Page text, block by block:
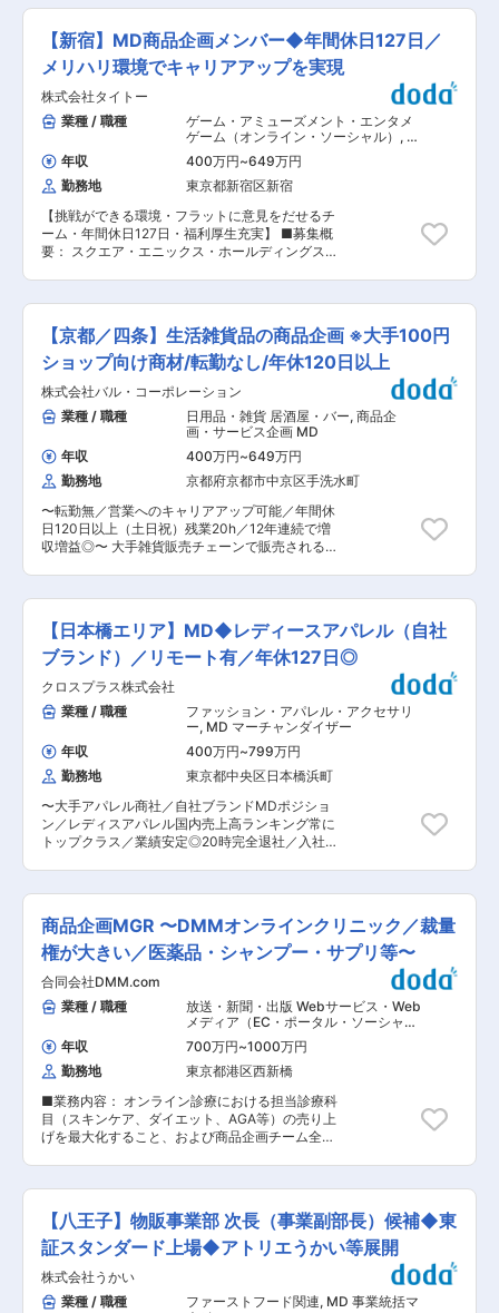
「裏側から形にする」面白さ◎ アニメ、漫画、キ
ャラクター、アーティストなど、ジャンルの縛り
なく幅広いIPに関わることができます。自分の好
きなカルチャーの裏側に携われるワクワク感があ
ります。 ◇あなたの「細やかさ」がモノづくりに
直結するやりがい 決められたルーティンワークを
こなすだけでなく、グッズ製作の過程にイチから
伴走します。あなたの丁寧なチェックや進行管理
を経て、世の中に製品が送り出された時の達成感
はひとしおです。 ◇新規事業を支えるコアメンバ
ーとしての経験 立ち上がったばかりの事業だから
こそ、あなたのサポートが事業の土台作りに直結
します。言われたことをやるだけでなく、チーム
◇メリハリをつけて働ける、プライベートと両立
しやすい環境 残業は月10〜15時間程度を想定し
意な方であれば、効率よく業務を進めて定時で退
社し、自分の趣味の時間もしっかり確保できる環
境です。 変更の範囲：会社の定める業務
（CE／CEF会議）運営・進行・取りまとめ他 ・
関連会社間の見積案件原価算出／売価案立案 ・ア
フターパーツの原価算出／売価案立案 ■ミッショ
ン・期待される役割： 四輪ブレーキ製品の新製品
の原価検討、End Gateまでの収支管理、関連会社
間の見積業務全般。 ■仕事の魅力： ◎四輪車用ブ
レーキ製品およびアルミ製品の見積り業務を通じ
て、コスト構造を把握し、あるべき姿の原価・収
支計画を行い、企画・開発・量産までの工程を深
く理解できます。 ◎自分の立案したコストや収支
計画が製品の将来に直結し、新規ビジネスに関わ
る事ができ、やりがい、達成感がある仕事です。
◎コスト算出業務を通じて関連部門の設計、調
達、生技、工場、生産管理のスタッフなどとの幅
広い人脈形成とコミュニケーション能力向上等か
ら自己成長ができるのが魅力です。 ■当社の強
を誇ります。 ・世界に先駆けて自動運転レベル
3を達成した「ホンダ・レジェンド」の自動運転
技術の製品開発に成功しています。 ■当社の特
徴： ・当社は完成車メーカーをお客様とし、様々
なモビリティの部品を開発／製造／販売する「独
立系Tier1サプライヤー」です。 変更の範囲：会
【新宿】MD商品企画メンバー◆年間休日127日／
メリハリ環境でキャリアアップを実現
株式会社タイトー
業種 / 職種
ゲーム・アミューズメント・エンタメ
ゲーム（オンライン・ソーシャル） , 商
品企画・サービス企画 MD
年収 400万円~649万円
勤務地
東京都新宿区新宿
【挑戦ができる環境・フラットに意見をだせるチ
ーム・年間休日127日・福利厚生充実】 ■募集概
要： スクエア・エニックス・ホールディングスグ
務内容： ◎アミューズメント施設向けの「プライ
ズ」やコンビニ向けの「くじ」、ECやイベントを
通じての「物販商品」を取り扱っています。 ◎企
画、開発、版権取得、製造、販促、販売まで商品
に関わる一連の業務を行っています。 ■仕事の進
め方： 入社後は企画開発の実務として企画立案か
ら採算の管理まで一連の業務を経験いただきま
す。 ◎「手に届く」までトータルに携わる 企画
立案から、製造段階まで携われるほか、自社運営
のゲームセンター・オンラインクレーンゲームを
展開しているので売上・人気度など「ユーザーの
反応」まで知ることができます。 当社アミューズ
メント事業は営業利益前年比約32％増と、今後も
社内におけるMD事業部の重要性はますます高ま
ります。 ■当社のカルチャー： ◎チームでアイデ
ィアを出し合う 1人あたり月20〜30ほどの案を練
アを練ることもあれば、案を持ち寄ってチームで
まとめることも。社歴や年齢に関係なく意見を言
い合える、フラットな環境です。 ◎商品を形にす
ることに力を、だからこそできる挑戦 タイトーは
自社オリジナル商品や版権商品の企画・開発に力
を入れております。未だアニメ化されていない作
品に注目をして、商品化を検討しております。 ■
キャリアアップ： 商品メンバーは、企画から販売
まで全ての工程に関わることができ、関係者も社
内デザイナーやキャラクター版権元等多岐にわた
ります。 ご自身で主導して開発をすすめていただ
くことになるので、挑戦的な取り組みも実現で
き、多くの実績を積み上げることできます。 ■働
かり働いてしっかり休む”という理想的な働き方
がかないます。 変更の範囲：会社の定める業務
【京都／四条】生活雑貨品の商品企画 ※大手100円
ショップ向け商材/転勤なし/年休120日以上
株式会社バル・コーポレーション
業種 / 職種
日用品・雑貨 居酒屋・バー, 商品企
画・サービス企画 MD
年収
400万円~649万円
勤務地
京都府京都市中京区手洗水町
〜転勤無／営業へのキャリアアップ可能／年間休
日120日以上（土日祝）残業20h／12年連続で増
収増益◎〜 大手雑貨販売チェーンで販売される生
商品企画をお任せします。 ■業務 ・大手雑貨販
売チェーンをメインに、生活雑貨やファンシーグ
ッズ、ペット用品、シーズン雑貨、菓子などの商
品企画をお任せします。※既存 チームごとに企画
し、年間2000種類ほどの商品の企画を手掛けて
おります。 ・取り扱い商材 （1）ラッピング、手
芸用品 （2）文具、梱包商品 （3）造花、パーテ
ィー用品、インテリア雑貨 （4）収納用品、ペッ
ト用品、プラスチック関係 ・上記4つがチームに
なっています。１チームに20名ほど所属してお
り、デザイナー/営業/貿易担当がいます。 ■仕事
の流れ （1）新商品の企画 市場調査から生まれた
アイデアや、営業がお客様からヒアリングしてき
た売れ筋情報、要望などをもとに、商品企画・デ
ザイナー・営業・貿易担当から成るチーム（約
5〜6名）で話し合いながら新商品を考案。 （2）
託している中国やベトナムにある提携工場にサン
プル作成を依頼します。 （4）社内へのプレゼン
テーション、決裁 （5）出荷量の予測、売上目標
の立案 決裁が取れると、本生産に取り掛かりま
す。 定期的に提携工場と連絡を取ります。 （6）
導入管理（工場への指示だしや検品作業など） ◇
ゆくゆくお任せすること ・提案書作成、提案 大
手雑貨販売チェーンのバイヤーへのプレゼンテー
ションを行います。 営業と同行して商品案を提案
します。修正依頼があれば、デザイナーが対応す
るなど、臨機応変に進めていきます。 キャリアパ
ス：企画補助→企画→営業 ■就業環境 ・中国への
出張 有 ・また、育児休暇取得率100％を誇るな
分の企画した商品が国内外にある5000店もの店
頭に並び、多くの人に購入され、使ってもらえる
万点ほど売れることも。SNS等で「かわいい♪」
「使いやすい★」等の反応もやりがいに繋がりま
す。 変更の範囲：会社の定める業務
【日本橋エリア】MD◆レディースアパレル（自社
ブランド）／リモート有／年休127日◎
クロスプラス株式会社
業種 / 職種
ファッション・アパレル・アクセサリ
ー, MD マーチャンダイザー
年収
400万円~799万円
勤務地
東京都中央区日本橋浜町
〜大手アパレル商社／自社ブランドMDポジショ
ン／レディスアパレル国内売上高ランキング常に
トップクラス／業績安定◎20時完全退社／入社時
社/メーカーである同社にて、「ATURO
TAYAMA」のMDに関わる業務をお任せします。
・販売計画立案と推進 ・売上分析、追加生産の指
示出し ・市場やトレンドなどマーケット情報の収
集と分析 ・生産や納期管理 ・月次、週次展開へ
のまとめ ・アイテム構成、数量の決定、原価調
整、粗利調整 ■部署情報： 20名程度のスタッフ
が在籍しています。 ※部署（DIV/ディビジョン）
の大枠の分担は、【企画チーム（MD、デザイナ
ー、パタンナー）】と【営業チーム（営業、ディ
ストリビューター、事務）】となっています。 ■
はたらく環境： 20時完全退社やリモートワーク
対応、時差出勤制度など、多様な働き方や福利厚
生制度も充実しており、会社として社員の方々の
就業環境をサポートしています。 <数字で見るク
ロスプラス>
ンに取り扱うアパレル商社/メーカー。アパレル製
品の企画〜生産〜納品までを担い、企画製造卸売
事業、D2C事業、SPA事業と多角的な事業展開を
行っています。 <企業HP>
https://www.crossplus.co.jp/ 変更の範囲：会社
の定める業務
商品企画MGR 〜DMMオンラインクリニック／裁量
権が大きい／医薬品・シャンプー・サプリ等〜
合同会社DMM.com
業種 / 職種
放送・新聞・出版 Webサービス・Web
メディア（EC・ポータル・ソーシャ
ル）, 商品企画・サービス企画 MD
年収 700万円~1000万円
勤務地
東京都港区西新橋
■業務内容： オンライン診療における担当診療科
目（スキンケア、ダイエット、AGA等）の売り上
げを最大化すること、および商品企画チーム全体
領域推進（商品企画・販売戦略） ・自らも担当の
診療科目を持ち、競合他社の価格設定やユーザー
動向の調査を実行。 ・「どう組み合わせて（セッ
トプラン化）、いくらで、どうサイトで見せる
か」という販売戦略の策定および料金設定の最適
化。 ・国内流通薬剤の追加、海外輸入薬のOEM
化など、商品ラインナップ充実＋利益アップの取
【八王子】物販事業部 次長（事業副部長）候補◆東
証スタンダード上場◆アトリエうかい等展開
株式会社うかい
業種 / 職種
ファーストフード関連, MD 事業統括マ